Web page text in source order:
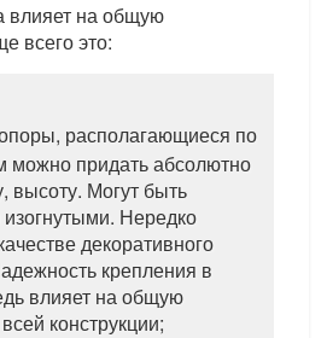
на общую
всего это:
располагающиеся по
можно придать абсолютно
Могут быть
Нередко
декоративного
крепления в
влияет на общую
конструкции;